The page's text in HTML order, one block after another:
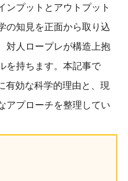
ンプットとアウトプット
の知見を正面から取り込
対人ロープレが構造上抱
を持ちます。本記事で
有効な科学的理由と、現
アプローチを整理してい